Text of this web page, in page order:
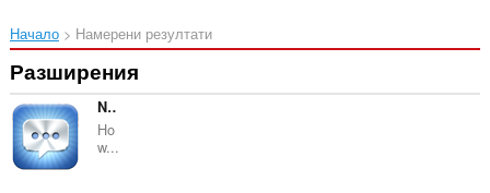
Начало Намерени резултати
Разширения
NewGenBook Desktop
Ho
w...